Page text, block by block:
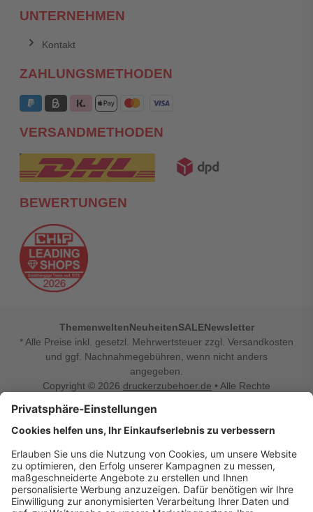
UNTERNEHMEN
Kontakt
ZAHLUNGSMETHODEN
VERSANDMETHODEN
BEWERTUNGEN
ThemenweltenNeuheitenSALENewsletter
* Alle Preise inkl. gesetzl. Mehrwertsteuer zzgl. Versandkosten
und ggf. Nachnahmegebühren, wenn nicht anders
angegeben.
Copyright © 2026 druckerzubehoer.de • Alle Rechte
Vertrag widerrufen
Druckerzubehoer.de – preiswerte Qualität für Ihr Office
Sie sind auf der Suche nach dem passenden Druckerzubehör
oder Zubehör für das Büro, den Computer oder Ihr
Smartphone? Dann sind Sie bei Druckerzubehoer.de genau
richtig! Unser breites Sortiment bietet unter anderem Tinte
und Toner für alle gängigen Druckermodelle – großer sowie